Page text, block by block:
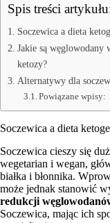
Spis treści
Soczewica a dieta
Jakie są węglowodany
ketozy?
Alternatywy dla
Powiązane wpisy:
Soczewica a dieta
Soczewica cieszy się
wegetarian i wegan,
białka i błonnika.
może jednak stanowić
redukcji
Soczewica, mając ich